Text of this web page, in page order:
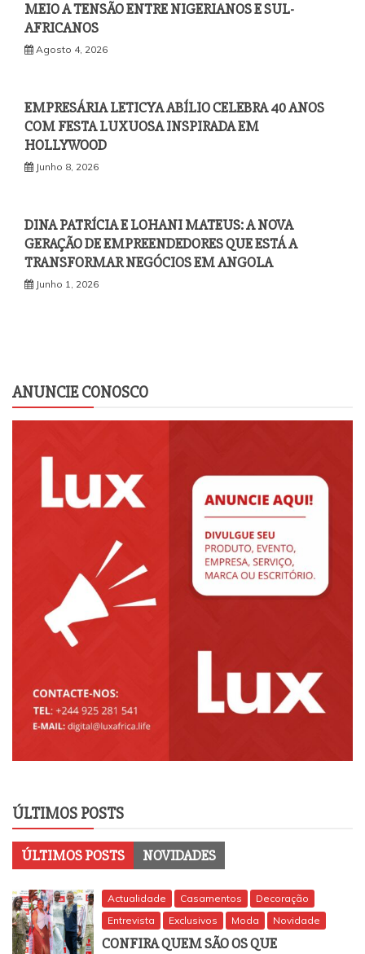
MEIO A TENSÃO ENTRE NIGERIANOS E SUL-
AFRICANOS
Agosto 4, 2026
EMPRESÁRIA LETICYA ABÍLIO CELEBRA 40 ANOS
COM FESTA LUXUOSA INSPIRADA EM
HOLLYWOOD
Junho 8, 2026
DINA PATRÍCIA E LOHANI MATEUS: A NOVA
GERAÇÃO DE EMPREENDEDORES QUE ESTÁ A
TRANSFORMAR NEGÓCIOS EM ANGOLA
Junho 1, 2026
ANUNCIE CONOSCO
ÚLTIMOS POSTS
ÚLTIMOS POSTS NOVIDADES
Actualidade Casamentos
Decoração
Entrevista
Exclusivos Moda Novidade
CONFIRA QUEM SÃO OS QUE